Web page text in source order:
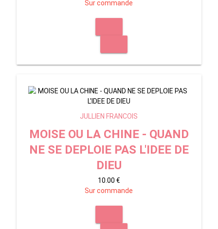
Sur commande
JULLIEN FRANCOIS
MOISE OU LA CHINE - QUAND
NE SE DEPLOIE PAS L'IDEE DE
DIEU
10.00 €
Sur commande